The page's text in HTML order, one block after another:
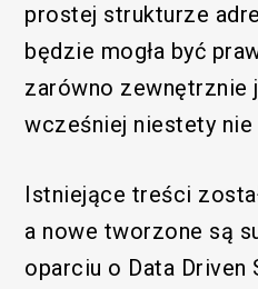
prostej strukturze
będzie mogła być
zarówno zewnętrznie
wcześniej niestety nie
Istniejące treści
a nowe tworzone są
oparciu o Data Driven